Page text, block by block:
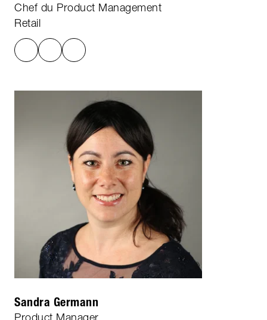
Chef du Product Management
Retail
Sandra Germann
Product Manager